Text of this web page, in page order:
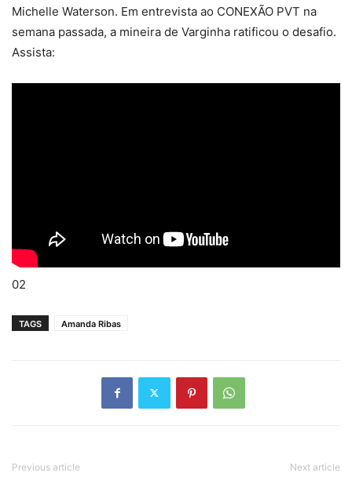
Michelle Waterson. Em entrevista ao CONEXÃO PVT na
semana passada, a mineira de Varginha ratificou o desafio.
Assista:
02
TAGS Amanda Ribas
Previous article Next article